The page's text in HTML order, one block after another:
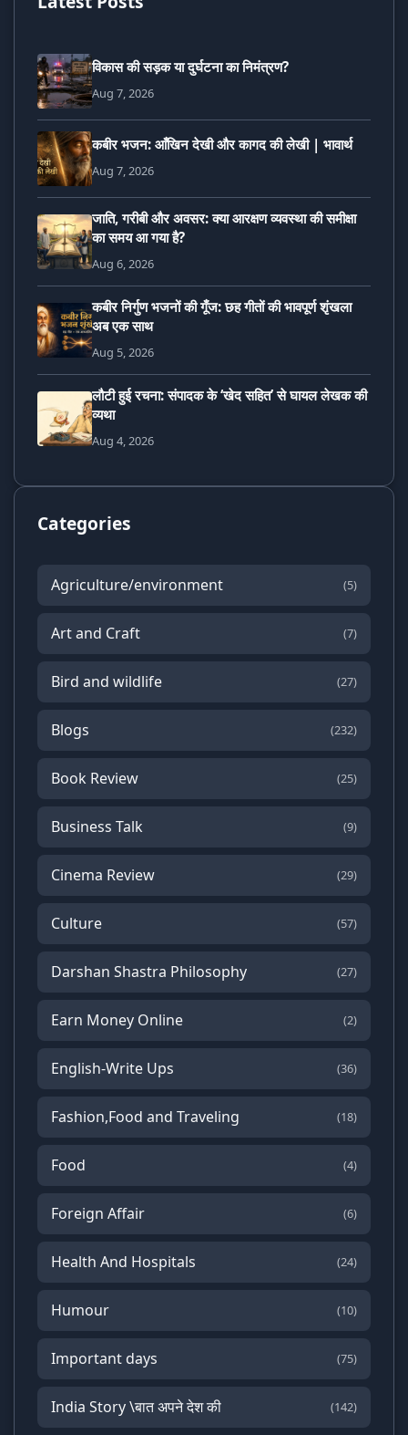
विकास की सड़क या दुर्घटना का निमंत्रण?
Aug 7, 2026
कबीर भजन: आँखिन देखी और कागद की लेखी | भावार्थ
Aug 7, 2026
जाति, गरीबी और अवसर: क्या आरक्षण व्यवस्था की समीक्षा
का समय आ गया है?
Aug 6, 2026
कबीर निर्गुण भजनों की गूँज: छह गीतों की भावपूर्ण शृंखला
अब एक साथ
Aug 5, 2026
लौटी हुई रचना: संपादक के ‘खेद सहित’ से घायल लेखक की
व्यथा
Aug 4, 2026
Categories
Agriculture/environment (5)
Art and Craft (7)
Bird and wildlife (27)
Blogs (232)
Book Review (25)
Business Talk (9)
Cinema Review (29)
Culture (57)
Darshan Shastra Philosophy (27)
Earn Money Online (2)
English-Write Ups (36)
Fashion,Food and Traveling (18)
Food (4)
Foreign Affair (6)
Health And Hospitals (24)
Humour (10)
Important days (75)
India Story \बात अपने देश की (142)